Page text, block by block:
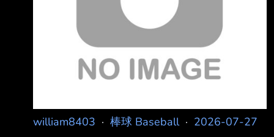
和田毅擔任開球嘉賓，為主 題日揭開序幕。 全
場齊穿「鷹祭 in Taipei Dragons Special
william8403 · 棒球 Baseball· 2026-07-27